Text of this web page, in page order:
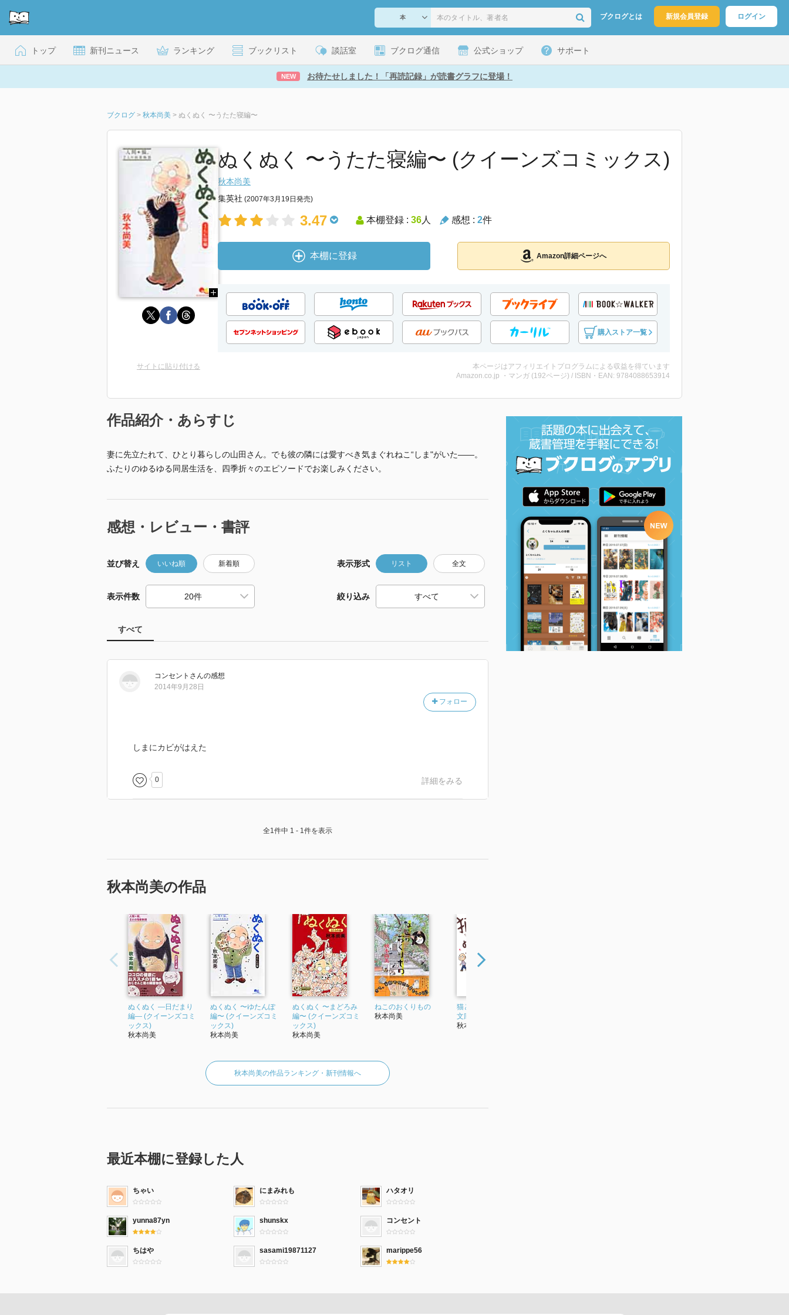
ブクログとは 新規会員登録 ログイン
トップ 新刊ニュース ランキング ブックリスト 談話室 ブクログ通信 公式ショップ サポート
NEW お待たせしました！「再読記録」が読書グラフに登場！
ブクログ > 秋本尚美 > ぬくぬく 〜うたた寝編〜
ぬくぬく 〜うたた寝編〜 (クイーンズコミックス)
秋本尚美
集英社 (2007年3月19日発売)
3.47 本棚登録 : 36人 感想 : 2件
本棚に登録 Amazon詳細ページへ
購入ストア一覧
サイトに貼り付ける
本ページはアフィリエイトプログラムによる収益を得ています
Amazon.co.jp ・マンガ (192ページ) / ISBN・EAN: 9784088653914
作品紹介・あらすじ
妻に先立たれて、ひとり暮らしの山田さん。でも彼の隣には愛すべき気まぐれねこ“しま"がいた――。
ふたりのゆるゆる同居生活を、四季折々のエピソードでお楽しみください。
感想・レビュー・書評
並び替え いいね順 新着順 表示形式 リスト 全文
表示件数 絞り込み
すべて
コンセント さんの感想
フォロー
2014年9月28日
しまにカビがはえた
0 詳細をみる
全1件中 1 - 1件を表示
秋本尚美の作品
ぬくぬく ―日だまり
編― (クイーンズコミ
ックス)
秋本尚美
ぬくぬく 〜ゆたんぽ
編〜 (クイーンズコミ
ックス)
秋本尚美
ぬくぬく 〜まどろみ
編〜 (クイーンズコミ
ックス)
秋本尚美
ねこのおくりもの
秋本尚美
猫とぬくぬく (集英社
文庫(コミック版))
秋本尚美
秋本尚美の作品ランキング・新刊情報へ
最近本棚に登録した人
ちゃい にまみれも ハタオリ
yunna87yn shunskx コンセント
ちはや sasami19871127 marippe56